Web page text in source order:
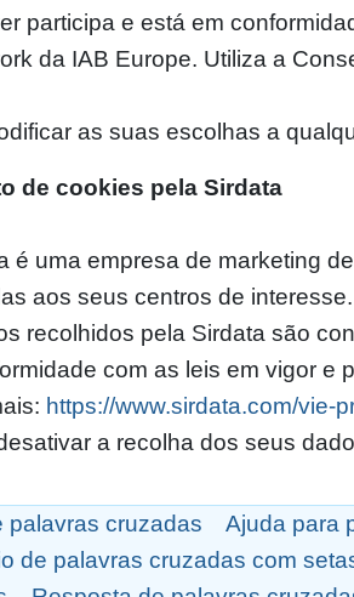
participa e está em
da IAB Europe. Utiliza a
as suas escolhas a
de cookies pela Sirdata
é uma empresa de marketing
aos seus centros de interesse.
recolhidos pela Sirdata são
com as leis em vigor e
https://www.sirdata.com/vie-
a recolha dos seus
palavras cruzadas Ajuda para
de palavras cruzadas com